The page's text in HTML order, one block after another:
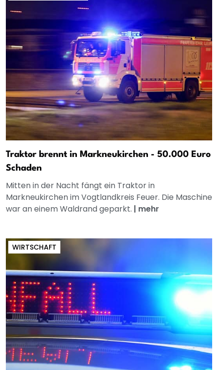
Traktor brennt in Markneukirchen - 50.000 Euro
Schaden
Mitten in der Nacht fängt ein Traktor in
Markneukirchen im Vogtlandkreis Feuer. Die Maschine
war an einem Waldrand geparkt. | mehr
WIRTSCHAFT